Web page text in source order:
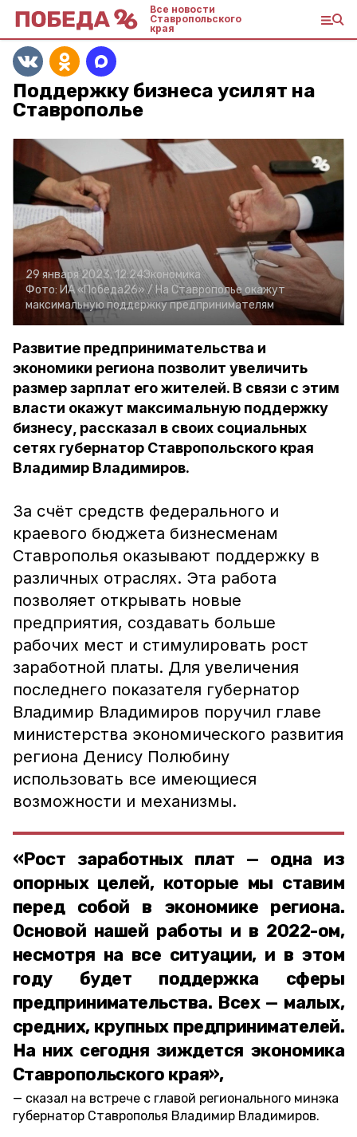
Все новости
Ставропольского
края
Поддержку бизнеса усилят на
Ставрополье
29 января 2023, 12:24Экономика
Фото: ИА «Победа26» / На Ставрополье окажут
максимальную поддержку предпринимателям
Развитие предпринимательства и
экономики региона позволит увеличить
размер зарплат его жителей. В связи с этим
власти окажут максимальную поддержку
бизнесу, рассказал в своих социальных
сетях губернатор Ставропольского края
Владимир Владимиров.
За счёт средств федерального и
краевого бюджета бизнесменам
Ставрополья оказывают поддержку в
различных отраслях. Эта работа
позволяет открывать новые
предприятия, создавать больше
рабочих мест и стимулировать рост
заработной платы. Для увеличения
последнего показателя губернатор
Владимир Владимиров поручил главе
министерства экономического развития
региона Денису Полюбину
использовать все имеющиеся
возможности и механизмы.
«Рост заработных плат — одна из
опорных целей, которые мы ставим
перед собой в экономике региона.
Основой нашей работы и в 2022-ом,
несмотря на все ситуации, и в этом
году будет поддержка сферы
предпринимательства. Всех — малых,
средних, крупных предпринимателей.
На них сегодня зиждется экономика
Ставропольского края»,
сказал на встрече с главой регионального минэка
губернатор Ставрополья Владимир Владимиров.